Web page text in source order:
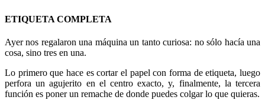
ETIQUETA COMPLETA
Ayer nos regalaron una máquina un tanto curiosa: no sólo hacía una
cosa, sino tres en una.
Lo primero que hace es cortar el papel con forma de etiqueta, luego
perfora un agujerito en el centro exacto, y, finalmente, la tercera
función es poner un remache de donde puedes colgar lo que quieras.